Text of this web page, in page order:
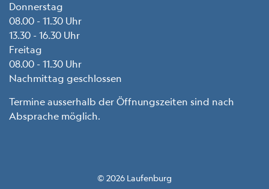
Donnerstag
08.00 - 11.30 Uhr
13.30 - 16.30 Uhr
Freitag
08.00 - 11.30 Uhr
Nachmittag geschlossen
Termine ausserhalb der Öffnungszeiten sind nach
Absprache möglich.
© 2026 Laufenburg